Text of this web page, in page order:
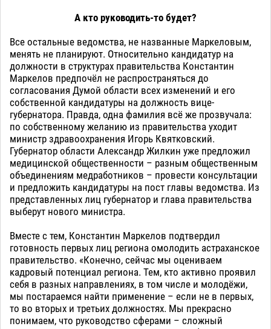
А кто руководить-то будет?
Все остальные ведомства, не названные Маркеловым,
менять не планируют. Относительно кандидатур на
должности в структурах правительства Константин
Маркелов предпочёл не распространяться до
согласования Думой области всех изменений и его
собственной кандидатуры на должность вице-
губернатора. Правда, одна фамилия всё же прозвучала:
по собственному желанию из правительства уходит
министр здравоохранения Игорь Квятковский.
Губернатор области Александр Жилкин уже предложил
медицинской общественности – разным общественным
объединениям медработников – провести консультации
и предложить кандидатуры на пост главы ведомства. Из
представленных лиц губернатор и глава правительства
выберут нового министра.
Вместе с тем, Константин Маркелов подтвердил
готовность первых лиц региона омолодить астраханское
правительство. «Конечно, сейчас мы оцениваем
кадровый потенциал региона. Тем, кто активно проявил
себя в разных направлениях, в том числе и молодёжи,
мы постараемся найти применение – если не в первых,
то во вторых и третьих должностях. Мы прекрасно
понимаем, что руководство сферами – сложный